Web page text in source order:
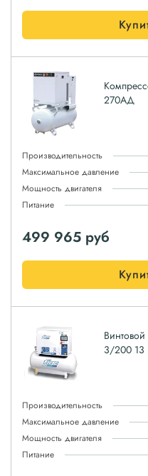
270АД
Производительность
Максимальное давление
Мощность двигателя
Питание
499 965 руб
3/200 13
Производительность
Максимальное давление
Мощность двигателя
Питание